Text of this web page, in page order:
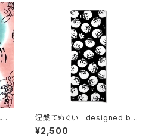
涅槃てぬぐい designed by
hitotsume 黒
¥2,500